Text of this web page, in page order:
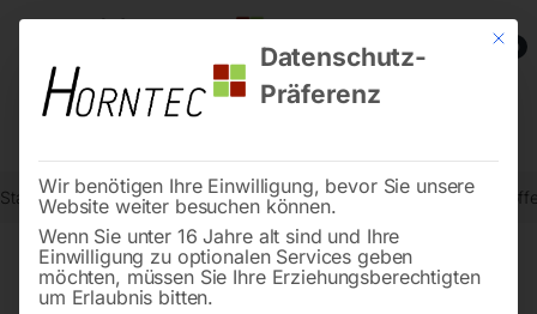
0
Start Schweisstechnologie Schweißdrähte, Elektroden,
Mit
Datenschutz-
Präferenz
Wir benötigen Ihre Einwilligung, bevor Sie unsere
Website weiter besuchen können.
Wenn Sie unter 16 Jahre alt sind und Ihre
Einwilligung zu optionalen Services geben
möchten, müssen Sie Ihre Erziehungsberechtigten
um Erlaubnis bitten.